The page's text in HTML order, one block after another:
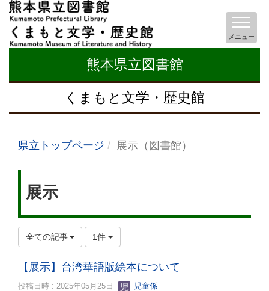
熊本県立図書館
くまもと文学・歴史館
メニュー
県立トップページ 展示（図書館）
展示
全ての記事 1件
【展示】台湾華語版絵本について
投稿日時 : 2025年05月25日 児童係